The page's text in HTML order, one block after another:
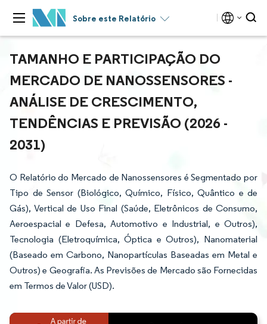
Sobre este Relatório
TAMANHO E PARTICIPAÇÃO DO
MERCADO DE NANOSSENSORES -
ANÁLISE DE CRESCIMENTO,
TENDÊNCIAS E PREVISÃO (2026 -
2031)
O Relatório do Mercado de Nanossensores é Segmentado por
Tipo de Sensor (Biológico, Químico, Físico, Quântico e de
Gás), Vertical de Uso Final (Saúde, Eletrônicos de Consumo,
Aeroespacial e Defesa, Automotivo e Industrial, e Outros),
Tecnologia (Eletroquímica, Óptica e Outros), Nanomaterial
(Baseado em Carbono, Nanopartículas Baseadas em Metal e
Outros) e Geografia. As Previsões de Mercado são Fornecidas
em Termos de Valor (USD).